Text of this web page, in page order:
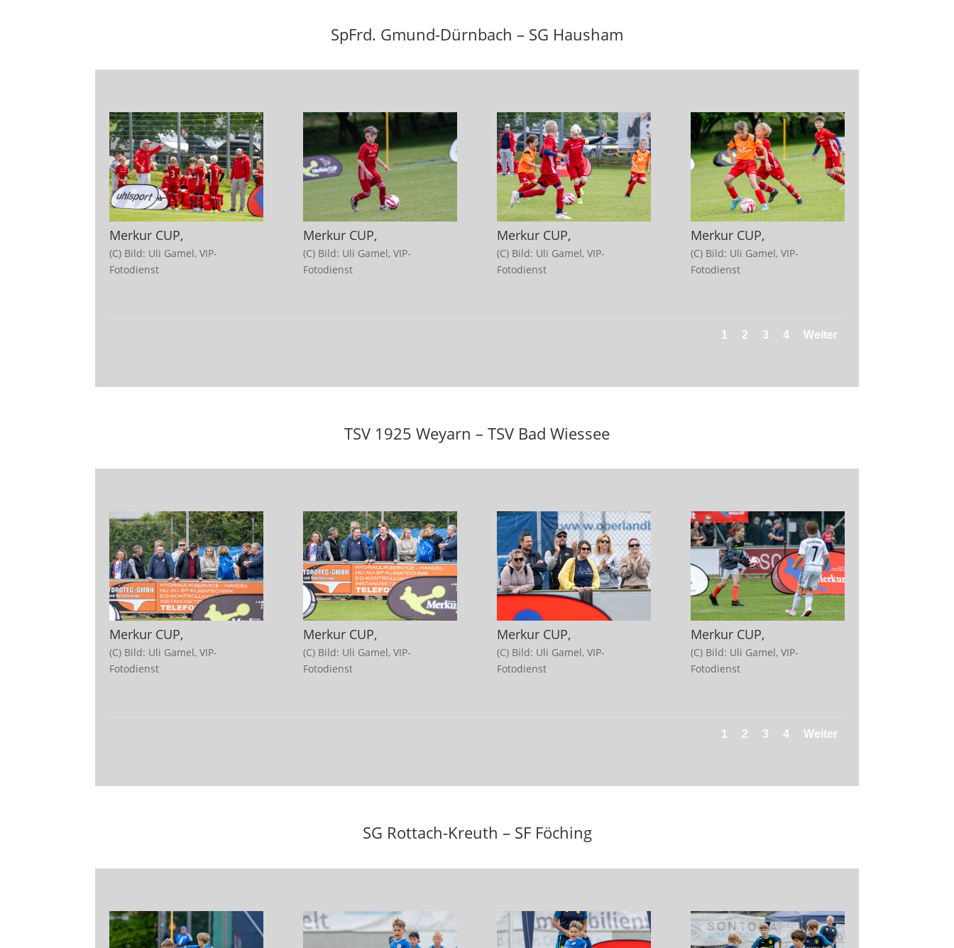
SpFrd. Gmund-Dürnbach – SG Hausham
Merkur CUP,
(C) Bild: Uli Gamel, VIP-
Fotodienst
Merkur CUP,
(C) Bild: Uli Gamel, VIP-
Fotodienst
Merkur CUP,
(C) Bild: Uli Gamel, VIP-
Fotodienst
Merkur CUP,
(C) Bild: Uli Gamel, VIP-
Fotodienst
1 2 3 4 Weiter
TSV 1925 Weyarn – TSV Bad Wiessee
Merkur CUP,
(C) Bild: Uli Gamel, VIP-
Fotodienst
Merkur CUP,
(C) Bild: Uli Gamel, VIP-
Fotodienst
Merkur CUP,
(C) Bild: Uli Gamel, VIP-
Fotodienst
Merkur CUP,
(C) Bild: Uli Gamel, VIP-
Fotodienst
1 2 3 4 Weiter
SG Rottach-Kreuth – SF Föching